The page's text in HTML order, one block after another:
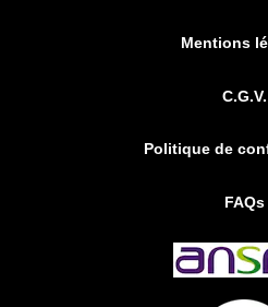
Mentions
C.G.V.
Politique de
FAQs